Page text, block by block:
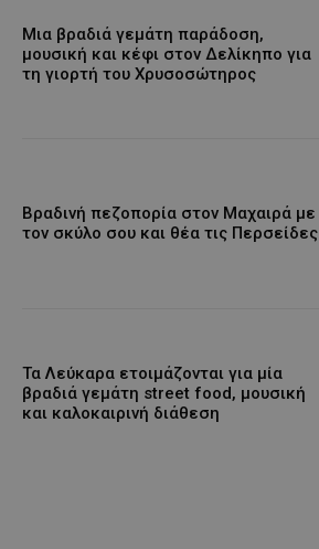
Μια βραδιά γεμάτη παράδοση,
μουσική και κέφι στον Δελίκηπο για
τη γιορτή του Χρυσοσώτηρος
Βραδινή πεζοπορία στον Μαχαιρά με
τον σκύλο σου και θέα τις Περσείδες
Τα Λεύκαρα ετοιμάζονται για μία
βραδιά γεμάτη street food, μουσική
και καλοκαιρινή διάθεση